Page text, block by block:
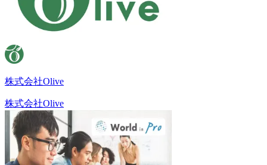
株式会社Olive
株式会社Olive